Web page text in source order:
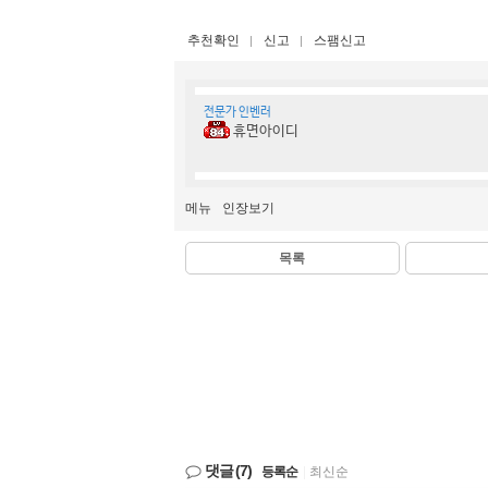
추천확인 신고 스팸신고
전문가 인벤러
휴면아이디
메뉴 인장보기
목록
댓글(7) 등록순 최신순